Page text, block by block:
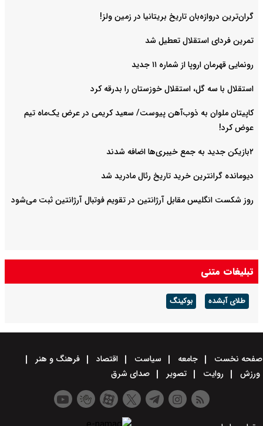
گران‌ترین دروازه‌بان تاریخ بریتانیا در زمین ولز!
تمرین فردای استقلال تعطیل شد
رونمایی قهرمان اروپا از شماره ۱۱ جدید
استقلال با سه گل، استقلال خوزستان را بدرقه کرد
کاپیتان ملوان به ذوب‌آهن پیوست/ سعید کریمی در عرض یک‌ماه تیم
عوض کرد!
۲بازیکن جدید به جمع خیبری‌ها اضافه شدند
دیومانده گرانترین خرید تاریخ رئال مادرید شد
روز شکست انگلیس مقابل آرژانتین در تقویم فوتبال آرژانتین ثبت می‌شود
تبلیغات متنی
طلای آبشده بوکینگ
صفحه نخست جامعه سیاست اقتصاد
فرهنگ و هنر
ورزش
روایت تصویر صدای شرق